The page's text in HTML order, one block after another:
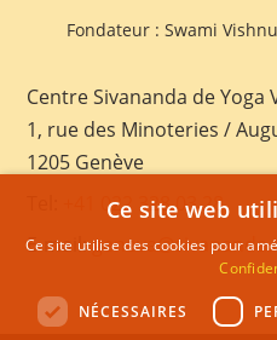
Fondateur : Swami
Centre Sivananda de Yoga
1, rue des Minoteries /
1205 Genève
+41 022 328 03 28
E-mail:
Ce site web
Ce site utilise des cookies pour
NÉCESSAIRES